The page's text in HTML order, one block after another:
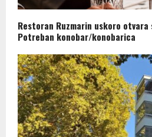
Restoran Ruzmarin uskoro
Potreban konobar/konobarica